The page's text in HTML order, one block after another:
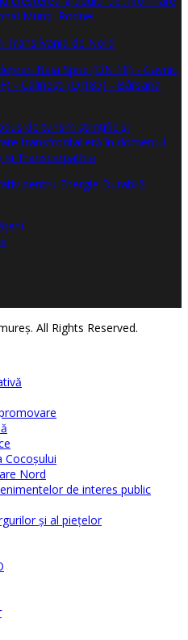
All Rights Reserved.
Cocoșului
Nord
de interes public
şi al pieţelor